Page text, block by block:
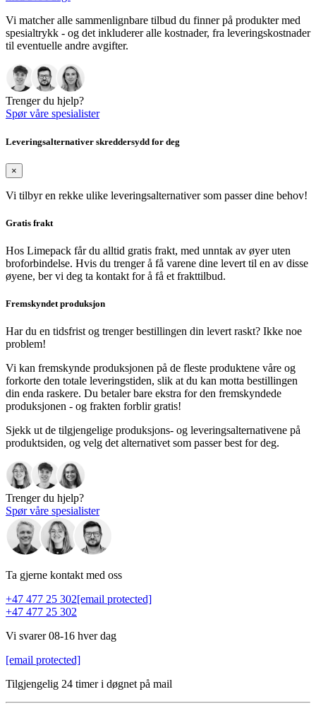
Vi matcher alle sammenlignbare tilbud du finner på produkter med
spesialtrykk - og det inkluderer alle kostnader, fra leveringskostnader
til eventuelle andre avgifter.
Trenger du hjelp?
Spør våre spesialister
Leveringsalternativer skreddersydd for deg
×
Vi tilbyr en rekke ulike leveringsalternativer som passer dine behov!
Gratis frakt
Hos Limepack får du alltid gratis frakt, med unntak av øyer uten
broforbindelse. Hvis du trenger å få varene dine levert til en av disse
øyene, ber vi deg ta kontakt for å få et frakttilbud.
Fremskyndet produksjon
Har du en tidsfrist og trenger bestillingen din levert raskt? Ikke noe
problem!
Vi kan fremskynde produksjonen på de fleste produktene våre og
forkorte den totale leveringstiden, slik at du kan motta bestillingen
din enda raskere. Du betaler bare ekstra for den fremskyndede
produksjonen - og frakten forblir gratis!
Sjekk ut de tilgjengelige produksjons- og leveringsalternativene på
produktsiden, og velg det alternativet som passer best for deg.
Trenger du hjelp?
Spør våre spesialister
Ta gjerne kontakt med oss
+47 477 25 302[email protected]
+47 477 25 302
Vi svarer 08-16 hver dag
[email protected]
Tilgjengelig 24 timer i døgnet på mail